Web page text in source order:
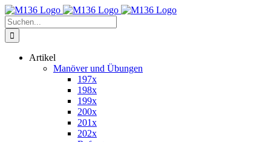
Zum
Inhalt
springen
Suche
nach:
Artikel
Manöver und Übungen
197x
198x
199x
200x
201x
202x